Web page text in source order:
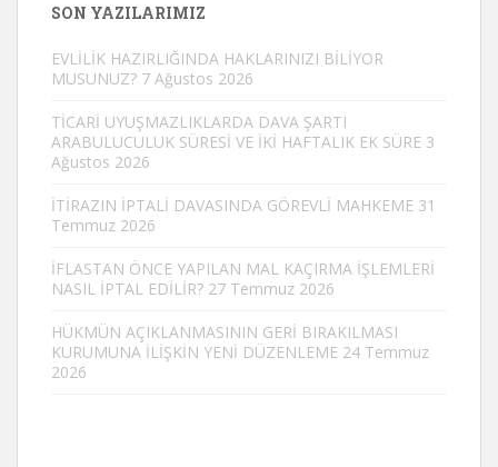
SON YAZILARIMIZ
EVLİLİK HAZIRLIĞINDA HAKLARINIZI BİLİYOR
MUSUNUZ? 7 Ağustos 2026
TİCARİ UYUŞMAZLIKLARDA DAVA ŞARTI
ARABULUCULUK SÜRESİ VE İKİ HAFTALIK EK SÜRE 3
Ağustos 2026
İTİRAZIN İPTALİ DAVASINDA GÖREVLİ MAHKEME 31
Temmuz 2026
İFLASTAN ÖNCE YAPILAN MAL KAÇIRMA İŞLEMLERİ
NASIL İPTAL EDİLİR? 27 Temmuz 2026
HÜKMÜN AÇIKLANMASININ GERİ BIRAKILMASI
KURUMUNA İLİŞKİN YENİ DÜZENLEME 24 Temmuz
2026